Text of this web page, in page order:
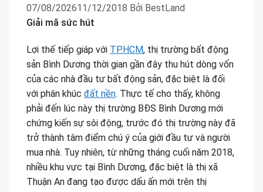
07/08/202611/12/2018 Bởi BestLand
Giải mã sức hút
Lợi thế tiếp giáp với TP.HCM, thị trường bất động
sản Bình Dương thời gian gần đây thu hút dòng vốn
của các nhà đầu tư bất động sản, đặc biệt là đối
với phân khúc đất nền. Thực tế cho thấy, không
phải đến lúc này thị trường BĐS Bình Dương mới
chứng kiến sự sôi động, trước đó thị trường này đã
trở thành tâm điểm chú ý của giới đầu tư và người
mua nhà. Tuy nhiên, từ những tháng cuối năm 2018,
nhiều khu vực tại Bình Dương, đặc biệt là thị xã
Thuận An đang tạo được dấu ấn mới trên thị